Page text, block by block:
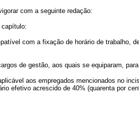
com a seguinte redação:
capítulo:
com a fixação de horário de
de gestão, aos quais se equiparam,
aos empregados mencionados no
efetivo acrescido de 40% (quarenta por